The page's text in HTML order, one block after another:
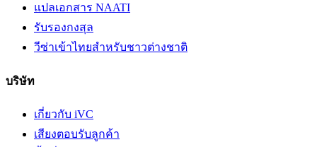
แปลเอกสาร NAATI
รับรองกงสุล
วีซ่าเข้าไทยสำหรับชาวต่างชาติ
บริษัท
เกี่ยวกับ iVC
เสียงตอบรับลูกค้า